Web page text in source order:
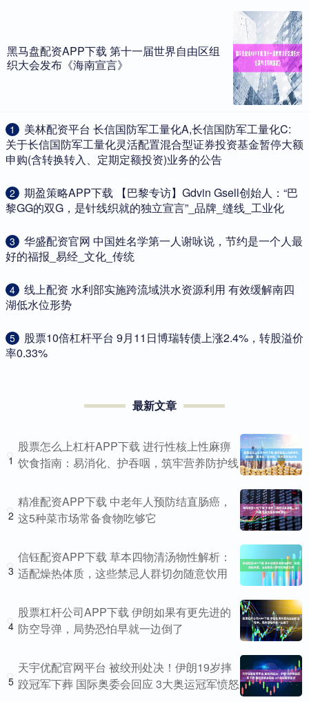
黑马盘配资APP下载 第十一届世界自由区组
织大会发布《海南宣言》
1
​美林配资平台 长信国防军工量化A,长信国防军工量化C:
关于长信国防军工量化灵活配置混合型证券投资基金暂停大额
申购(含转换转入、定期定额投资)业务的公告
2
​期盈策略APP下载 【巴黎专访】Gdvin Gsell创始人：“巴
黎GG的双G，是针线织就的独立宣言”_品牌_缝线_工业化
3
​华盛配资官网 中国姓名学第一人谢咏说，节约是一个人最
好的福报_易经_文化_传统
4
​线上配资 水利部实施跨流域洪水资源利用 有效缓解南四
湖低水位形势
5
​股票10倍杠杆平台 9月11日博瑞转债上涨2.4%，转股溢价
率0.33%
最新文章
1
股票怎么上杠杆APP下载 进行性核上性麻痹
饮食指南：易消化、护吞咽，筑牢营养防护线
2
精准配资APP下载 中老年人预防结直肠癌，
这5种菜市场常备食物吃够它
3
信钰配资APP下载 草本四物清汤物性解析：
适配燥热体质，这些禁忌人群切勿随意饮用
4
股票杠杆公司APP下载 伊朗如果有更先进的
防空导弹，局势恐怕早就一边倒了
5
天宇优配官网平台 被绞刑处决！伊朗19岁摔
跤冠军下葬 国际奥委会回应 3大奥运冠军愤怒